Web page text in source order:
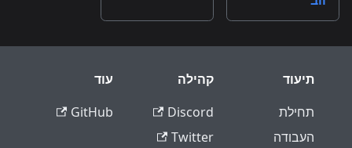
תיעוד
תחילת
העבודה
קהילה
Discord
Twitter
עוד
GitHub